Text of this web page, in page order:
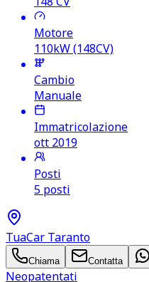
Motore
110kW (148CV)
Cambio
Manuale
Immatricolazione
ott 2019
Posti
5 posti
TuaCar Taranto
Chiama Contatta
Neopatentati